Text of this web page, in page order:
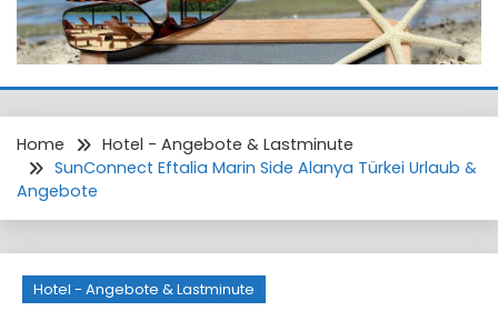
Home
Hotel - Angebote & Lastminute
SunConnect Eftalia Marin Side Alanya Türkei Urlaub &
Angebote
Hotel - Angebote & Lastminute